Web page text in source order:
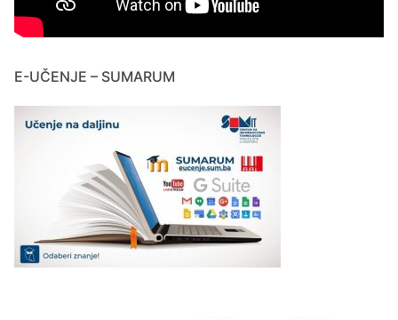
E-UČENJE – SUMARUM